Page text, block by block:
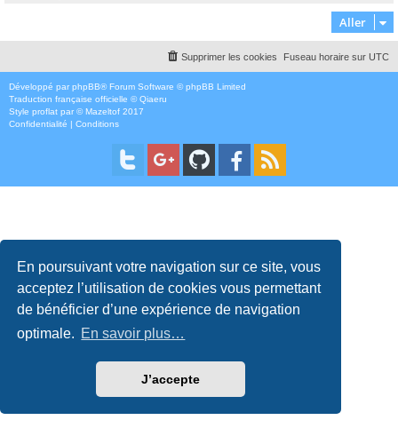
En poursuivant votre navigation sur ce site, vous
acceptez l’utilisation de cookies vous permettant
de bénéficier d’une expérience de navigation
optimale. En savoir plus…
J’accepte
Aller
Fuseau horaire sur UTC
Supprimer les cookies
Développé par phpBB® Forum Software © phpBB Limited
Traduction française officielle ©Qiaeru
Style proflat par ©Mazeltof 2017
Confidentialité | Conditions